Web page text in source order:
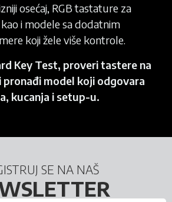
osećaj, RGB tastature za
i modele sa dodatnim
koji žele više kontrole.
Key Test, proveri tastere na
model koji odgovara
kucanja i setup-u.
SE NA NAŠ